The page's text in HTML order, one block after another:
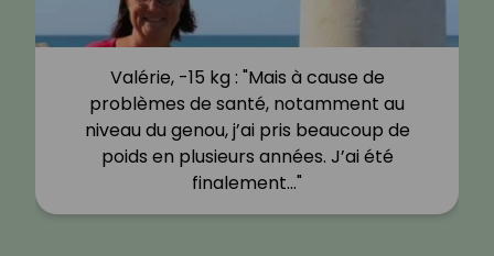
Valérie, -15 kg : "Mais à cause de
problèmes de santé, notamment au
niveau du genou, j’ai pris beaucoup de
poids en plusieurs années. J’ai été
finalement…"